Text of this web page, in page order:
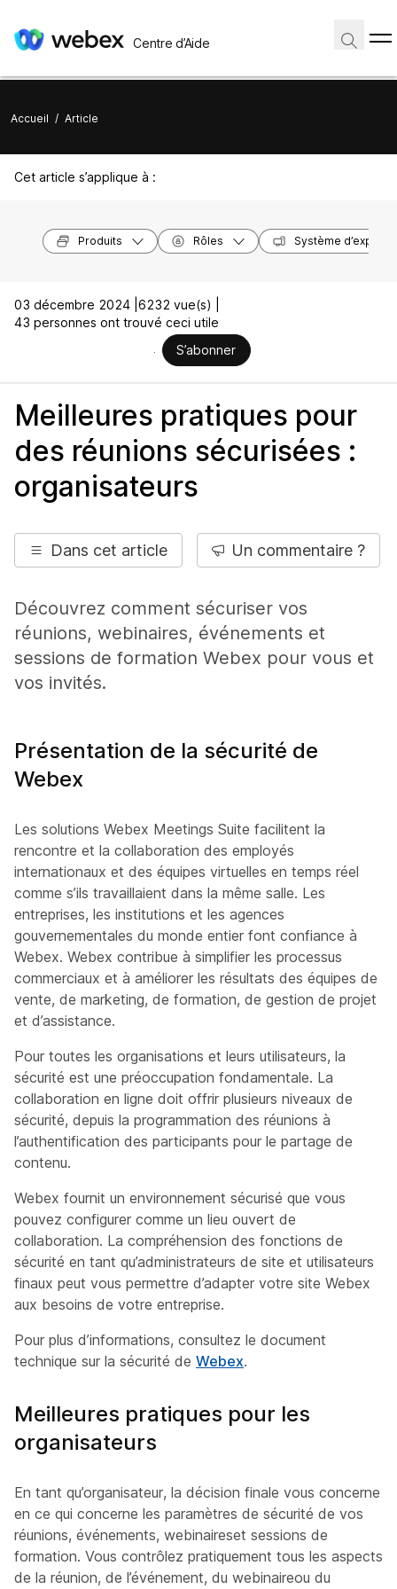
Centre d’Aide
Accueil / Article
Cet article s’applique à :
Produits Rôles Système
03 décembre 2024 | 6232 vue(s) |
43 personnes ont trouvé ceci utile
S’abonner
Meilleures pratiques pour
des réunions sécurisées :
organisateurs
Dans cet article Un commentaire ?
Découvrez comment sécuriser vos
réunions, webinaires, événements et
sessions de formation Webex pour vous et
vos invités.
Présentation de la sécurité de
Webex
Les solutions Webex Meetings Suite facilitent la
rencontre et la collaboration des employés
internationaux et des équipes virtuelles en temps réel
comme s’ils travaillaient dans la même salle. Les
entreprises, les institutions et les agences
gouvernementales du monde entier font confiance à
Webex. Webex contribue à simplifier les processus
commerciaux et à améliorer les résultats des équipes de
vente, de marketing, de formation, de gestion de projet
et d’assistance.
Pour toutes les organisations et leurs utilisateurs, la
sécurité est une préoccupation fondamentale. La
collaboration en ligne doit offrir plusieurs niveaux de
sécurité, depuis la programmation des réunions à
l’authentification des participants pour le partage de
contenu.
Webex fournit un environnement sécurisé que vous
pouvez configurer comme un lieu ouvert de
collaboration. La compréhension des fonctions de
sécurité en tant qu’administrateurs de site et utilisateurs
finaux peut vous permettre d’adapter votre site Webex
aux besoins de votre entreprise.
Pour plus d’informations, consultez le document
technique sur la sécurité de Webex.
Meilleures pratiques pour les
organisateurs
En tant qu’organisateur, la décision finale vous concerne
en ce qui concerne les paramètres de sécurité de vos
réunions, événements, webinaireset sessions de
formation. Vous contrôlez pratiquement tous les aspects
de la réunion, de l’événement, du webinaireou du